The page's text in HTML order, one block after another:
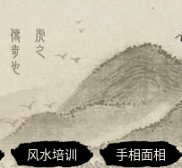
风水培训 手相面相